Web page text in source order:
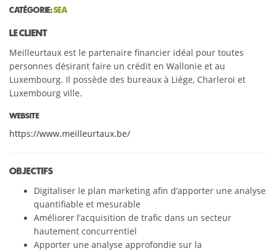
CATÉGORIE:SEA
LE CLIENT
Meilleurtaux est le partenaire financier idéal pour toutes
personnes désirant faire un crédit en Wallonie et au
Luxembourg. Il possède des bureaux à Liège, Charleroi et
Luxembourg ville.
WEBSITE
https://www.meilleurtaux.be/
OBJECTIFS
Digitaliser le plan marketing afin d’apporter une analyse
quantifiable et mesurable
Améliorer l’acquisition de trafic dans un secteur
hautement concurrentiel
Apporter une analyse approfondie sur la